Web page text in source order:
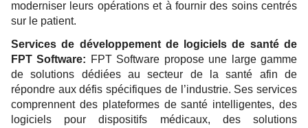
moderniser leurs opérations et à fournir des soins centrés
sur le patient.
Services de développement de logiciels de santé de
FPT Software: FPT Software propose une large gamme
de solutions dédiées au secteur de la santé afin de
répondre aux défis spécifiques de l’industrie. Ses services
comprennent des plateformes de santé intelligentes, des
logiciels pour dispositifs médicaux, des solutions